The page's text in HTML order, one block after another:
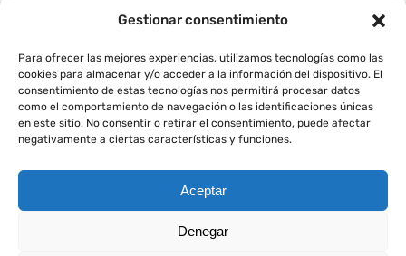
Gestionar consentimiento
Para ofrecer las mejores experiencias, utilizamos tecnologías como las
cookies para almacenar y/o acceder a la información del dispositivo. El
consentimiento de estas tecnologías nos permitirá procesar datos
como el comportamiento de navegación o las identificaciones únicas
en este sitio. No consentir o retirar el consentimiento, puede afectar
negativamente a ciertas características y funciones.
Aceptar
Denegar